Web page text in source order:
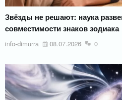
Звёзды не решают: наука
совместимости знаков зодиака
info-dimurra 08.07.2026 0